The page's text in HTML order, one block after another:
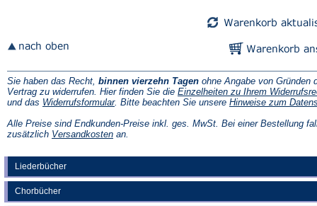
Liederbücher
Chorbücher
Sie haben das Recht, binnen vierzehn Tagen ohne Angabe von Gründen
Vertrag zu widerrufen. Hier finden Sie die Einzelheiten zu Ihrem
und das Widerrufsformular(Öffnet
einem
neuen
. Bitte beachten Sie unsere Hinweise zum
Alle Preise sind Endkunden-Preise inkl. ges. MwSt. Bei einer Bestellung
zusätzlich Versandkosten(Öffnet
an.